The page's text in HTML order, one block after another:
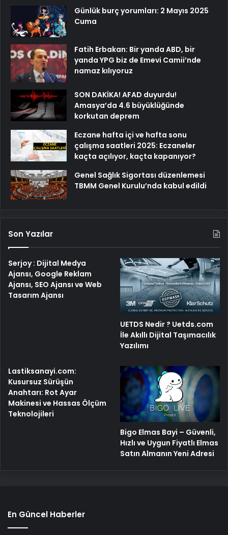
Günlük burç yorumları: 2 Mayıs 2025
Cuma
Fatih Erbakan: Bir yanda ABD, bir
yanda YPG biz de Emevi Camii’nde
namaz kılıyoruz
SON DAKİKA! AFAD duyurdu!
Amasya’da 4.6 büyüklüğünde
korkutan deprem
Eczane hafta içi ve hafta sonu
çalışma saatleri 2025: Eczaneler
kaçta açılıyor, kaçta kapanıyor?
Genel Sağlık Sigortası düzenlemesi
TBMM Genel Kurulu’nda kabul edildi
Son Yazılar
Serjoy : Dijital Medya
Ajansı, Google Reklam
Ajansı, SEO Ajansı ve Web
Tasarım Ajansı
UETDS Nedir ? Uetds.com
İle Akıllı Dijital Taşımacılık
Yazılımı
Lastiksanayi.com:
Kusursuz Sürüşün
Anahtarı: Rot Ayar
Makinesi ve Hassas Ölçüm
Teknolojileri
Bigo Elmas Bayi – Güvenli,
Hızlı ve Uygun Fiyatlı Elmas
Satın Almanın Yeni Adresi
En Güncel Haberler